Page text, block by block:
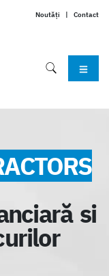
Noutăți | Contact
si